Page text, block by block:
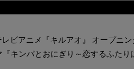
レビアニメ『キルアオ』 オープニ
『キンパとおにぎり～恋するふた